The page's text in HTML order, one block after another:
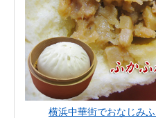
横浜中華街でおなじみ